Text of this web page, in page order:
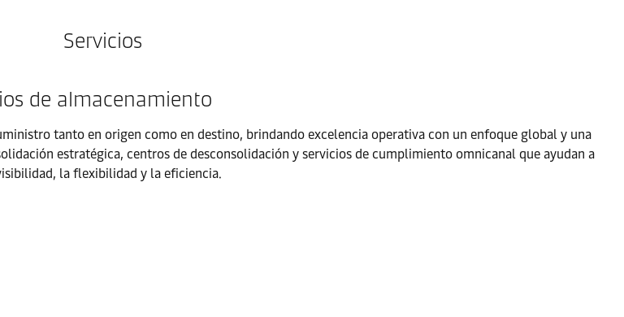
Servicios
de almacenamiento
tanto en origen como en destino, brindando excelencia operativa con un enfoque global y una
estratégica, centros de desconsolidación y servicios de cumplimiento omnicanal que ayudan a
la flexibilidad y la eficiencia.